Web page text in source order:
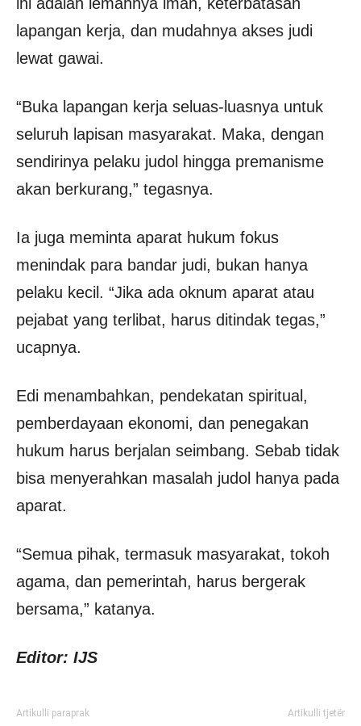
lapangan kerja, dan mudahnya akses judi
lewat gawai.
“Buka lapangan kerja seluas-luasnya untuk
seluruh lapisan masyarakat. Maka, dengan
sendirinya pelaku judol hingga premanisme
akan berkurang,” tegasnya.
Ia juga meminta aparat hukum fokus
menindak para bandar judi, bukan hanya
pelaku kecil. “Jika ada oknum aparat atau
pejabat yang terlibat, harus ditindak tegas,”
ucapnya.
Edi menambahkan, pendekatan spiritual,
pemberdayaan ekonomi, dan penegakan
hukum harus berjalan seimbang. Sebab tidak
bisa menyerahkan masalah judol hanya pada
aparat.
“Semua pihak, termasuk masyarakat, tokoh
agama, dan pemerintah, harus bergerak
bersama,” katanya.
Editor: IJS
Artikulli paraprak Artikulli tjetër